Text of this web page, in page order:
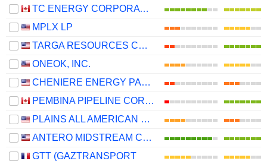
TC ENERGY CORPORATION
MPLX LP
TARGA RESOURCES CORP.
ONEOK, INC.
CHENIERE ENERGY PARTNERS, L.P.
PEMBINA PIPELINE CORPORATION
PLAINS ALL AMERICAN PIPELINE, L.P.
ANTERO MIDSTREAM CORPORATION
GTT (GAZTRANSPORT